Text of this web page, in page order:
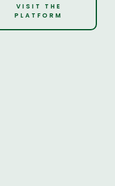
VISIT THE
PLATFORM